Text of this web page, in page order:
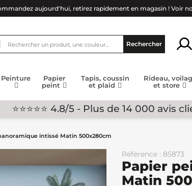
aujourd'hui, retirez rapidement en magasin ! Voir
Rechercher
Peinture
Papier
peint
Tapis, coussin
et plaid
Rideau,
et store
⭐⭐⭐⭐⭐ 4.8/5 - Plus de 14 000 avis
intissé Matin 500x280cm
Référence : 85873
Papier
Matin